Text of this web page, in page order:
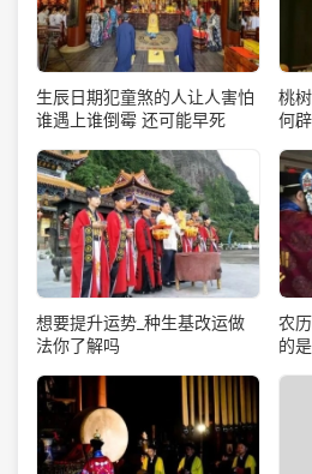
生辰日期犯童煞的人让人害怕
谁遇上谁倒霉 还可能早死
桃
何
想要提升运势_种生基改运做
法你了解吗
农
的